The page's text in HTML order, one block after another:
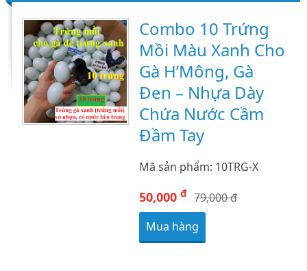
Combo 10 Trứng
Mồi Màu Xanh Cho
Gà H’Mông, Gà
Đen – Nhựa Dày
Chứa Nước Cầm
Đầm Tay
Mã sản phẩm: 10TRG-X
50,000đ 79,000 đ
Mua hàng